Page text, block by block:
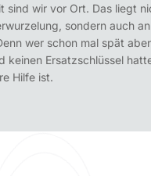
sind wir vor Ort. Das liegt
sondern auch
wer schon mal spät
keinen Ersatzschlüssel
Hilfe ist.